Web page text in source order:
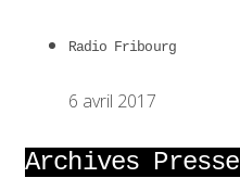
Radio Fribourg
6 avril 2017
Archives Presse